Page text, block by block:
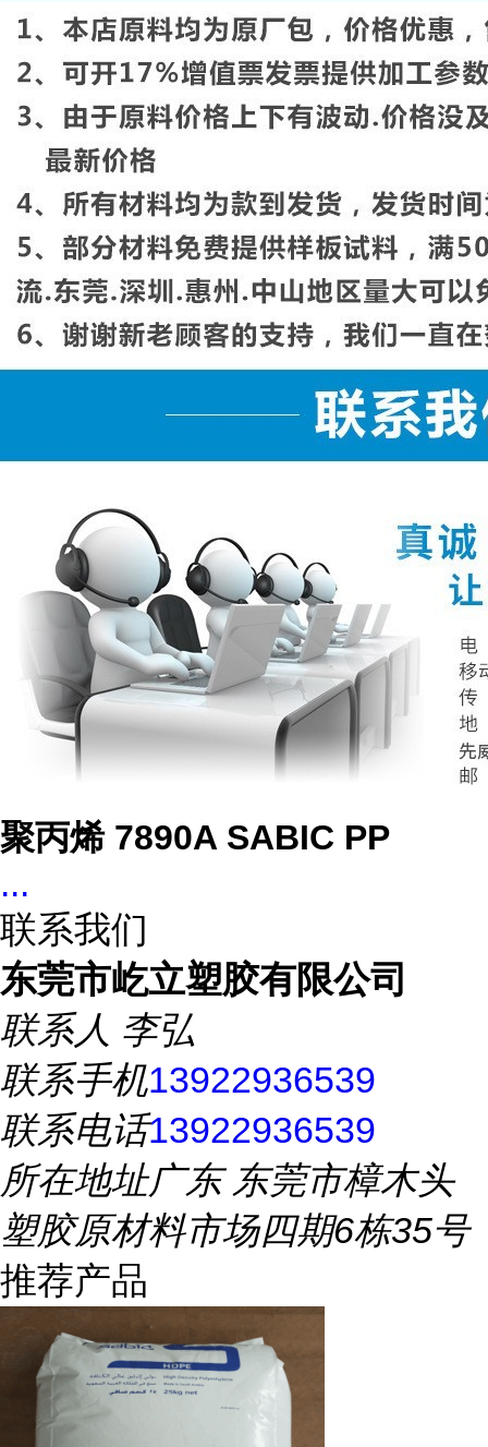
聚丙烯 7890A SABIC PP
...
联系我们
东莞市屹立塑胶有限公司
联系人 李弘
联系手机13922936539
联系电话13922936539
所在地址广东 东莞市樟木头
塑胶原材料市场四期6栋35号
推荐产品